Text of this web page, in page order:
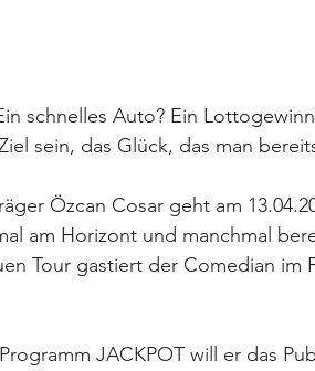
schnelles Auto? Ein
sein, das Glück, das man
Özcan Cosar geht am
am Horizont und manchmal
Tour gastiert der Comedian im
JACKPOT will er das